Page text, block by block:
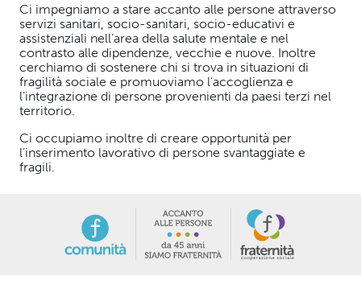
Ci impegniamo a stare accanto alle persone attraverso
servizi sanitari, socio-sanitari, socio-educativi e
assistenziali nell’area della salute mentale e nel
contrasto alle dipendenze, vecchie e nuove. Inoltre
cerchiamo di sostenere chi si trova in situazioni di
fragilità sociale e promuoviamo l’accoglienza e
l’integrazione di persone provenienti da paesi terzi nel
territorio.
Ci occupiamo inoltre di creare opportunità per
l’inserimento lavorativo di persone svantaggiate e
fragili.